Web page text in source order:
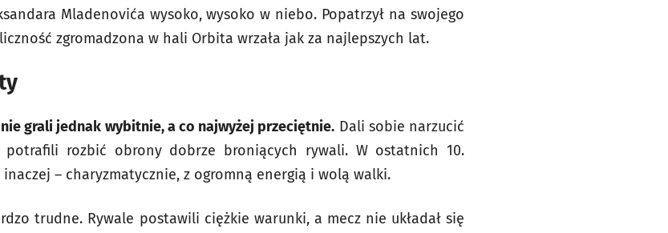
Mladenovića wysoko, wysoko w niebo. Popatrzył na swojego
zgromadzona w hali Orbita wrzała jak za najlepszych lat.
grali jednak wybitnie, a co najwyżej przeciętnie. Dali sobie narzucić
rozbić obrony dobrze broniących rywali. W ostatnich 10.
– charyzmatycznie, z ogromną energią i wolą walki.
trudne. Rywale postawili ciężkie warunki, a mecz nie układał się